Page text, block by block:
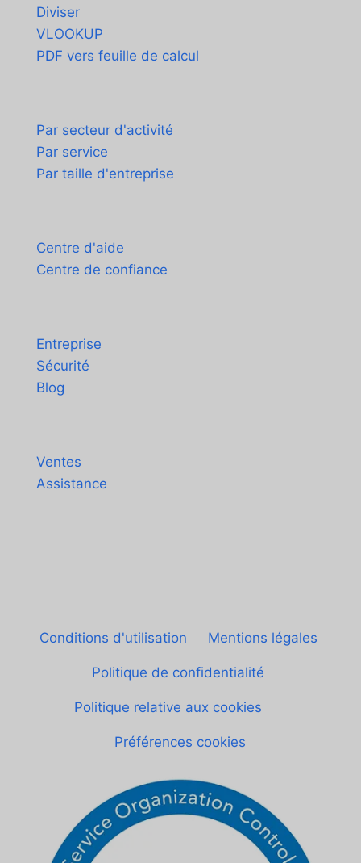
Diviser
VLOOKUP
PDF vers feuille de calcul
Par secteur d'activité
Par service
Par taille d'entreprise
Centre d'aide
Centre de confiance
Entreprise
Sécurité
Blog
Ventes
Assistance
Conditions d'utilisation Mentions légales
Politique de confidentialité
Politique relative aux cookies
Préférences cookies